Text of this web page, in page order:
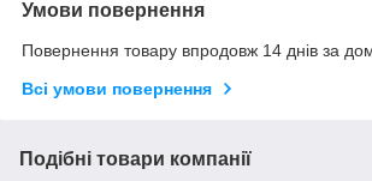
Умови повернення
Повернення товару впродовж 14 днів за
Всі умови повернення
Подібні товари компанії